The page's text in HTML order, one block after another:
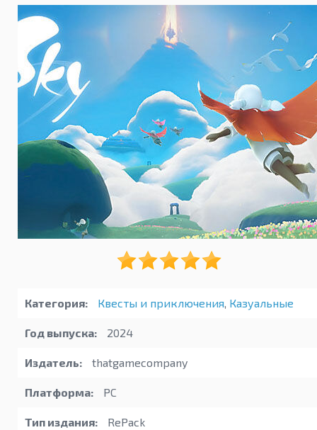
Категория: Квесты и приключения, Казуальные
Год выпуска: 2024
Издатель: thatgamecompany
Платформа: PC
Тип издания: RePack